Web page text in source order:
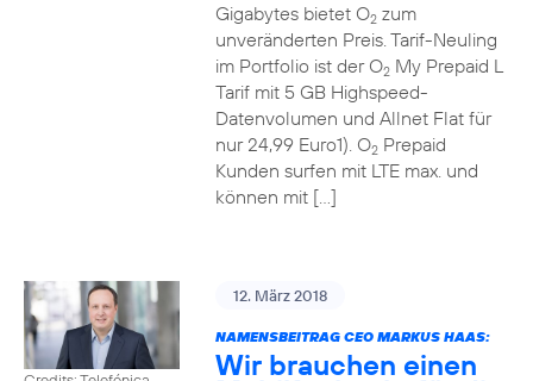
Gigabytes bietet O2zum
unveränderten Preis. Tarif-Neuling
im Portfolio ist der O2My Prepaid L
Tarif mit 5 GB Highspeed-
Datenvolumen und Allnet Flat für
nur 24,99 Euro1). O2Prepaid
Kunden surfen mit LTE max. und
können mit […]
12. März 2018
NAMENSBEITRAG CEO MARKUS HAAS:
Wir brauchen einen